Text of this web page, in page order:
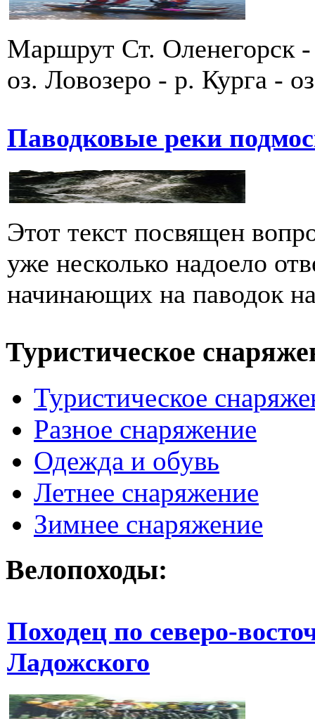
Маршрут Ст. Оленегорск
оз. Ловозеро - р. Курга - оз
Паводковые реки
Этот текст посвящен
уже несколько надоело
начинающих на паводок
Туристическое
Туристическое
Разное снаряжение
Одежда и обувь
Летнее снаряжение
Зимнее снаряжение
Велопоходы:
Походец по северо-
Ладожского